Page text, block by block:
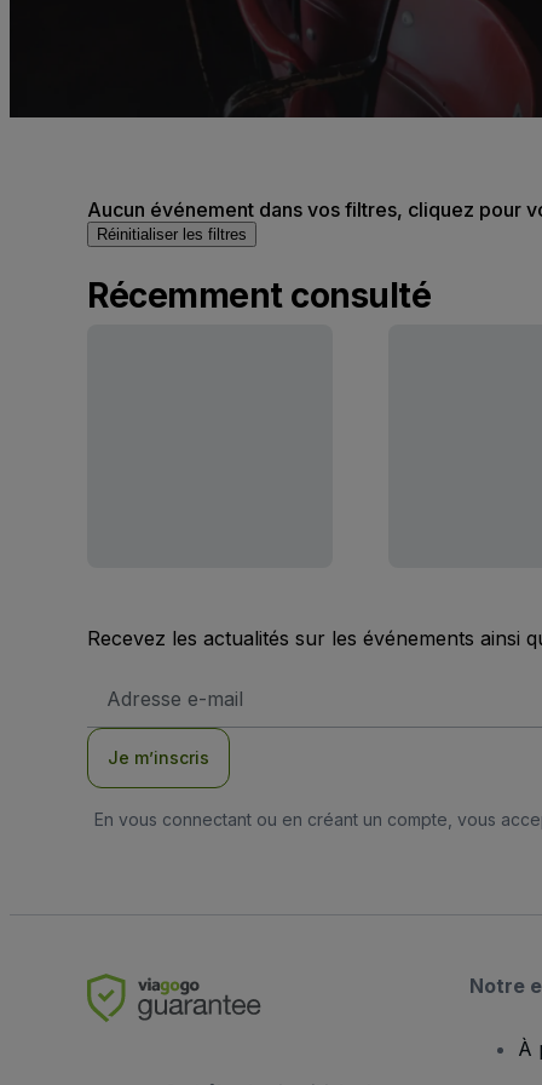
Aucun événement dans vos filtres, cliquez pour
Réinitialiser les filtres
Récemment consulté
Recevez les actualités sur les événements ainsi
e-
Je m’inscris
En vous connectant ou en créant un compte, vous
Notre
À